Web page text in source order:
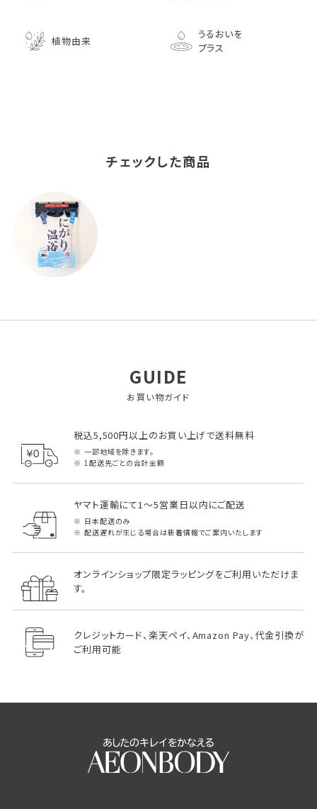
植物由来
うるおいを
プラス
チェックした商品
GUIDE
お買い物ガイド
税込5,500円以上のお買い上げで送料無料
一部地域を除きます。
1配送先ごとの合計金額
ヤマト運輸にて1～5営業日以内にご配送
日本配送のみ
配送遅れが生じる場合は新着情報でご案内いたします
オンラインショップ限定ラッピングをご利用いただけま
す。
クレジットカード、楽天ペイ、Amazon Pay、代金引換が
ご利用可能